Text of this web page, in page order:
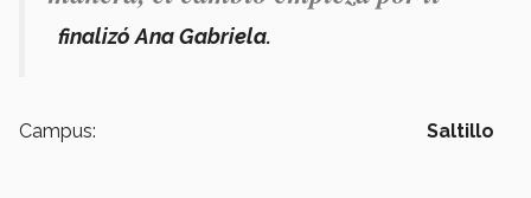
finalizó Ana Gabriela.
Campus: Saltillo